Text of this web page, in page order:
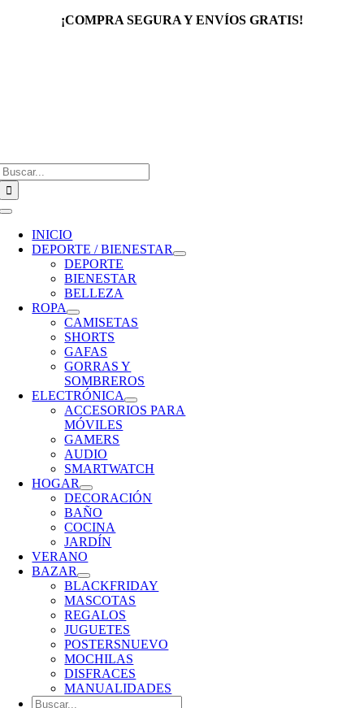
¡COMPRA SEGURA Y ENVÍOS GRATIS!
Toggle
Navigation
INICIO
DEPORTE / BIENESTAR
DEPORTE
BIENESTAR
BELLEZA
ROPA
CAMISETAS
SHORTS
GAFAS
GORRAS Y
SOMBREROS
ELECTRÓNICA
ACCESORIOS PARA
MÓVILES
GAMERS
AUDIO
SMARTWATCH
HOGAR
DECORACIÓN
BAÑO
COCINA
JARDÍN
VERANO
BAZAR
BLACKFRIDAY
MASCOTAS
REGALOS
JUGUETES
POSTERSNUEVO
MOCHILAS
DISFRACES
MANUALIDADES
Buscar: